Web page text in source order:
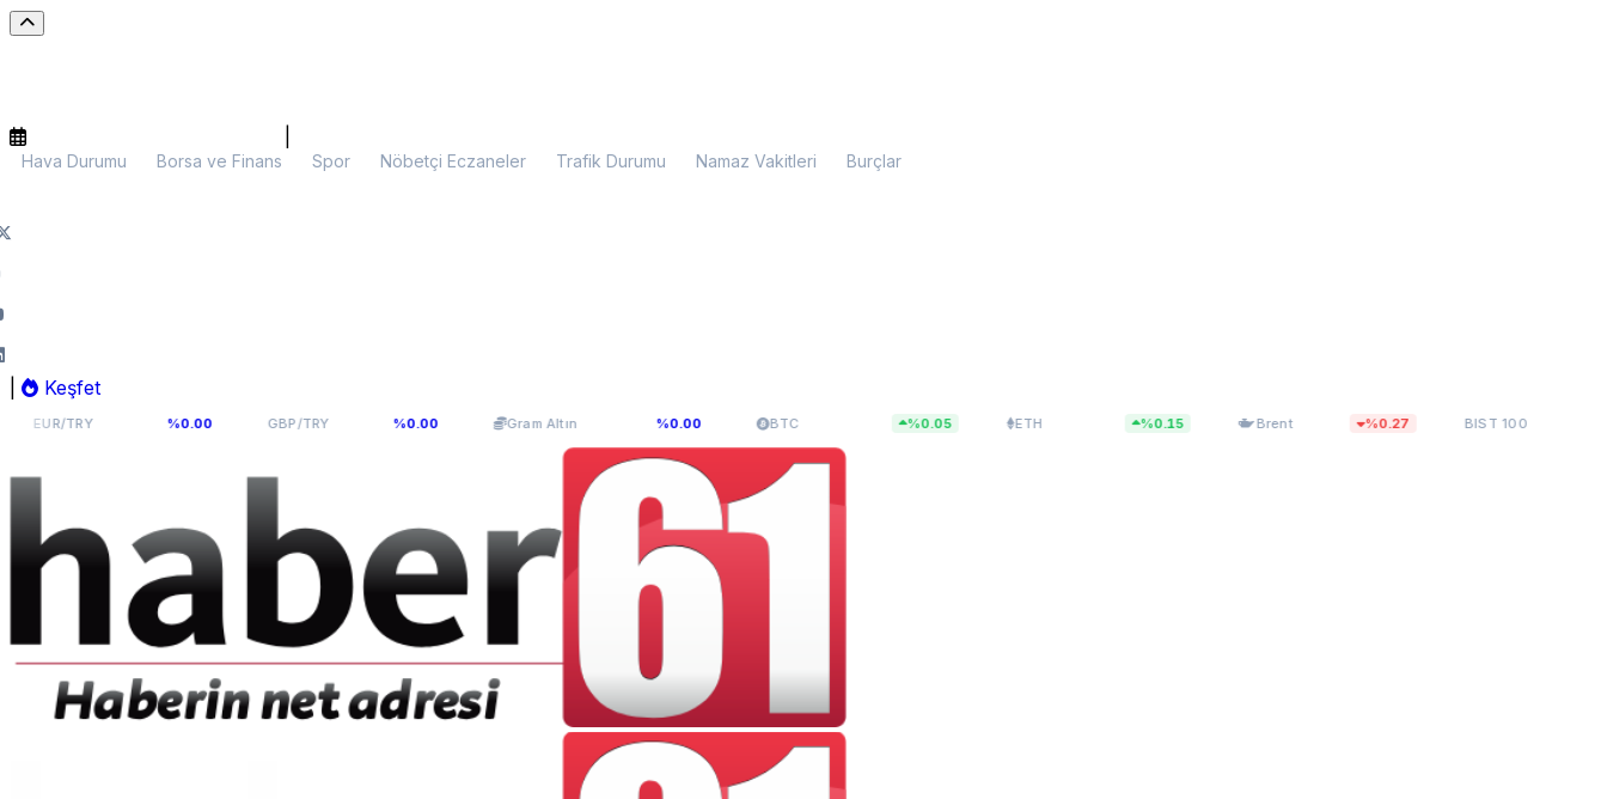
Hava Durumu Borsa ve Finans Spor Nöbetçi Eczaneler Trafik Durumu Namaz Vakitleri Burçlar
Keşfet
54,9398 %0.00 GBP/TRY 64,131 %0.00 Gram Altın6.099,28 BTC $64.993,48 ETH $1.917,28 Brent $82,27 %0.27 BIST 100 13.779,40